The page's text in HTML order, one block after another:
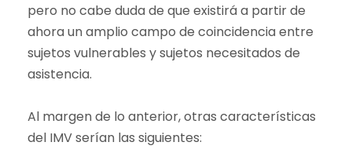
pero no cabe duda de que existirá a partir de
ahora un amplio campo de coincidencia entre
sujetos vulnerables y sujetos necesitados de
asistencia.
Al margen de lo anterior, otras características
del IMV serían las siguientes: